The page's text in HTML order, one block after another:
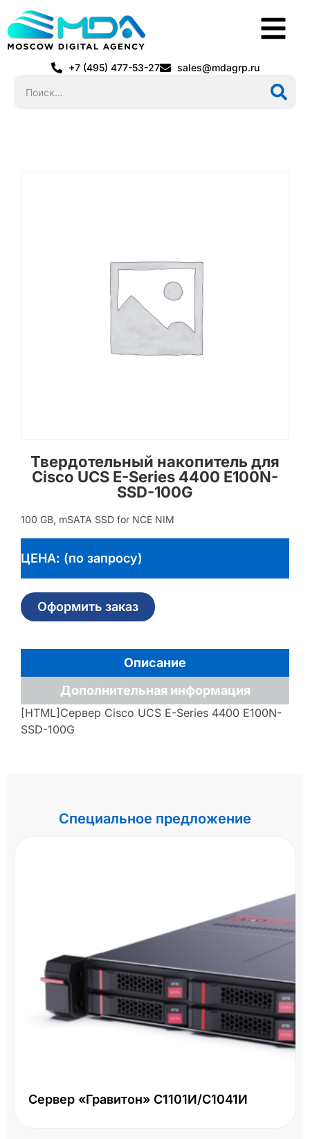
+7 (495) 477-53-27 sales@mdagrp.ru
Твердотельный накопитель для
Cisco UCS E-Series 4400 E100N-
SSD-100G
100 GB, mSATA SSD for NCE NIM
ЦЕНА: (по запросу)
Оформить заказ
Описание
Дополнительная информация
[HTML]Сервер Cisco UCS E-Series 4400 E100N-
SSD-100G
Специальное предложение
Сервер «Гравитон» С1101И/С1041И